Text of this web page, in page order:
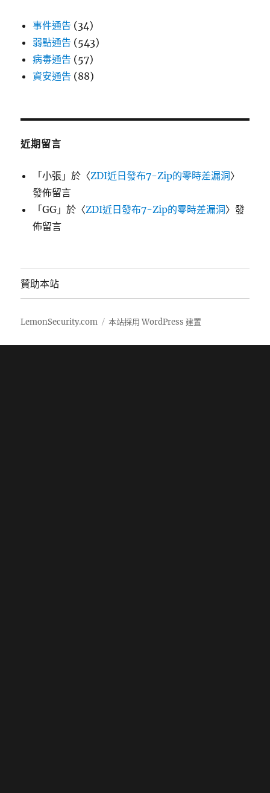
事件通告 (34)
弱點通告 (543)
病毒通告 (57)
資安通告 (88)
近期留言
「小張 」於〈ZDI近日發布7-Zip的零時差漏洞〉
發佈留言
「GG 」於〈ZDI近日發布7-Zip的零時差漏洞〉發
佈留言
贊助本站
LemonSecurity.com 本站採用 WordPress 建置